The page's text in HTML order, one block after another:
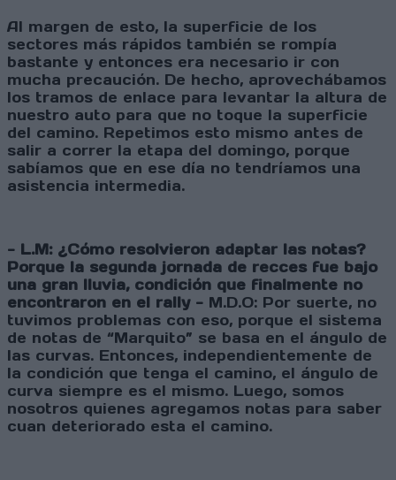
Al margen de esto, la superficie de los
sectores más rápidos también se rompía
bastante y entonces era necesario ir con
mucha precaución. De hecho, aprovechábamos
los tramos de enlace para levantar la altura de
nuestro auto para que no toque la superficie
del camino. Repetimos esto mismo antes de
salir a correr la etapa del domingo, porque
sabíamos que en ese día no tendríamos una
asistencia intermedia.
- L.M: ¿Cómo resolvieron adaptar las notas?
Porque la segunda jornada de recces fue bajo
una gran lluvia, condición que finalmente no
encontraron en el rally - M.D.O: Por suerte, no
tuvimos problemas con eso, porque el sistema
de notas de “Marquito” se basa en el ángulo de
las curvas. Entonces, independientemente de
la condición que tenga el camino, el ángulo de
curva siempre es el mismo. Luego, somos
nosotros quienes agregamos notas para saber
cuan deteriorado esta el camino.